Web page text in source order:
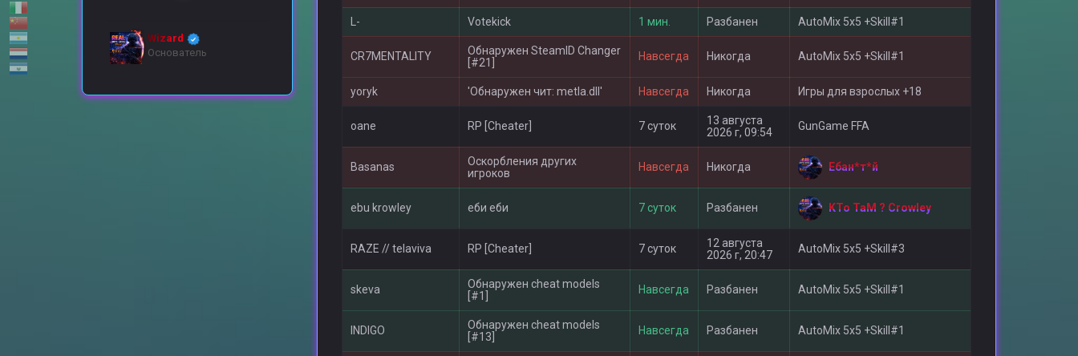
L- Votekick 1 мин. Разбанен AutoMix 5x5 +Skill#1
CR7MENTALITY
Обнаружен SteamID Changer
[#21]
Навсегда Никогда AutoMix 5x5 +Skill#1
yoryk 'Обнаружен чит: metla.dll' Навсегда Никогда Игры для взрослыx +18
oane RP [Cheater] 7 суток
13 августа
2026 г, 09:54
GunGame FFA
Basanas
Оскорбления других
игроков
Навсегда Никогда Ебан*т*й
ebu krowley еби еби 7 суток Разбанен KTo TaM ? Crowley
RAZE // telaviva RP [Cheater] 7 суток
12 августа
2026 г, 20:47
AutoMix 5x5 +Skill#3
skeva
Обнаружен cheat models
[#1]
Навсегда Разбанен AutoMix 5x5 +Skill#1
INDIGO
Обнаружен cheat models
[#13]
Навсегда Разбанен AutoMix 5x5 +Skill#1
Wizard
Основатель